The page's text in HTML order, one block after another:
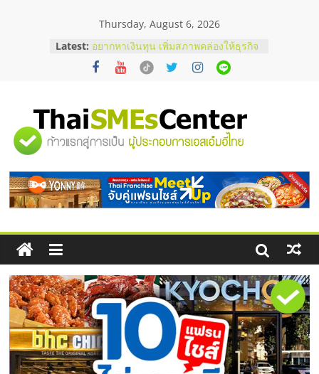
Thursday, August 6, 2026
Latest:
บริษัท Cybersecurity ในไทยที่ไหนดี?
วิธีเลือกผู้ให้บริการให้คุ้มค่าและตอบ
โจทย์ธุรกิจ
อยากหาเงินทุน เพิ่มสภาพคล่องให้ธุรกิจ
บริการน้ำมัน Shell
สัมมนาลงทุน แฟรนไชส์ยอนนี่
ThaiFranchise Meet Up จับคู่แฟรน
ร้านเครื่องเสียงคุณภาพสูง พร้อม
โซลูชันระบบภาพและเสียง
"ศูนย์
รวม
ข้อมูล
ธุรกิจ
SME
แห่ง